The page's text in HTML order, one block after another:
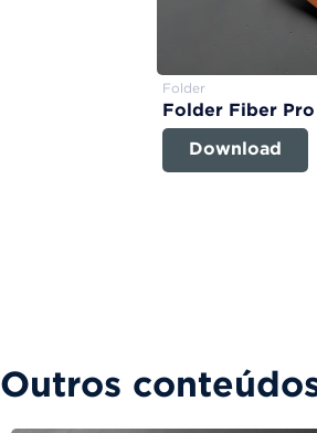
Folder
Folder Fiber Pro
Download
Outros